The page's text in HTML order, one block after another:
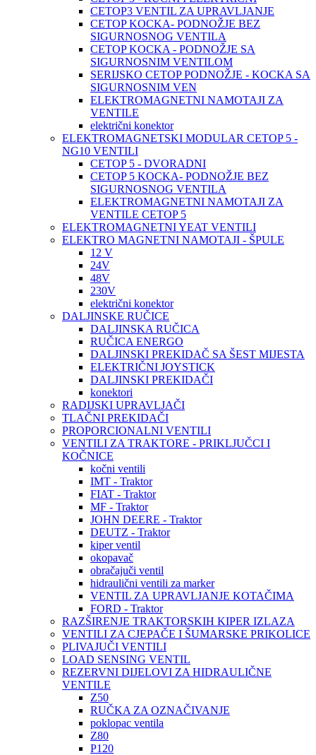
CETOP3 VENTIL ZA UPRAVLJANJE
CETOP KOCKA- PODNOŽJE BEZ
SIGURNOSNOG VENTILA
CETOP KOCKA - PODNOŽJE SA
SIGURNOSNIM VENTILOM
SERIJSKO CETOP PODNOŽJE - KOCKA SA
SIGURNOSNIM VEN
ELEKTROMAGNETNI NAMOTAJI ZA
VENTILE
električni konektor
ELEKTROMAGNETSKI MODULAR CETOP 5 -
NG10 VENTILI
CETOP 5 - DVORADNI
CETOP 5 KOCKA- PODNOŽJE BEZ
SIGURNOSNOG VENTILA
ELEKTROMAGNETNI NAMOTAJI ZA
VENTILE CETOP 5
ELEKTROMAGNETNI YEAT VENTILI
ELEKTRO MAGNETNI NAMOTAJI - ŠPULE
12 V
24V
48V
230V
električni konektor
DALJINSKE RUČICE
DALJINSKA RUČICA
RUČICA ENERGO
DALJINSKI PREKIDAČ SA ŠEST MIJESTA
ELEKTRIČNI JOYSTICK
DALJINSKI PREKIDAČI
konektori
RADIJSKI UPRAVLJAČI
TLAČNI PREKIDAČI
PROPORCIONALNI VENTILI
VENTILI ZA TRAKTORE - PRIKLJUČCI I
KOČNICE
kočni ventili
IMT - Traktor
FIAT - Traktor
MF - Traktor
JOHN DEERE - Traktor
DEUTZ - Traktor
kiper ventil
okopavač
obračajuči ventil
hidraulični ventili za marker
VENTIL ZA UPRAVLJANJE KOTAČIMA
FORD - Traktor
RAZŠIRENJE TRAKTORSKIH KIPER IZLAZA
VENTILI ZA CJEPAČE I ŠUMARSKE PRIKOLICE
PLIVAJUČI VENTILI
LOAD SENSING VENTIL
REZERVNI DIJELOVI ZA HIDRAULIČNE
VENTILE
Z50
RUČKA ZA OZNAČIVANJE
poklopac ventila
Z80
P120